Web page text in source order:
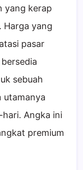
yang kerap
Harga yang
pasar
sebuah
utamanya
hari. Angka ini
premium